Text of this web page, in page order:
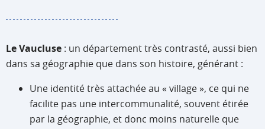
Le Vaucluse : un département très contrasté, aussi bien
dans sa géographie que dans son histoire, générant :
Une identité très attachée au « village », ce qui ne
facilite pas une intercommunalité, souvent étirée
par la géographie, et donc moins naturelle que